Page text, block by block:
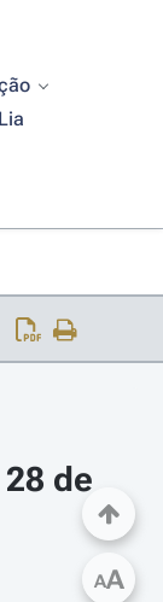
Lia
de
AA